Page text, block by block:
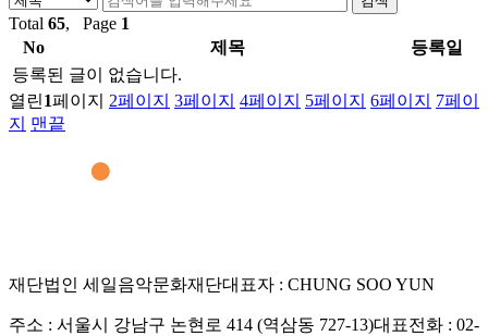
Total 65, Page 1
No
제목
등록일
등록된 글이 없습니다.
열린1페이지 2페이지 3페이지 4페이지 5페이지 6페이지 7페이
지
맨끝
재단법인 세일음악문화재단대표자 : CHUNG SOO YUN
주소 : 서울시 강남구 논현로 414 (역삼동 727-13)대표전화 : 02-